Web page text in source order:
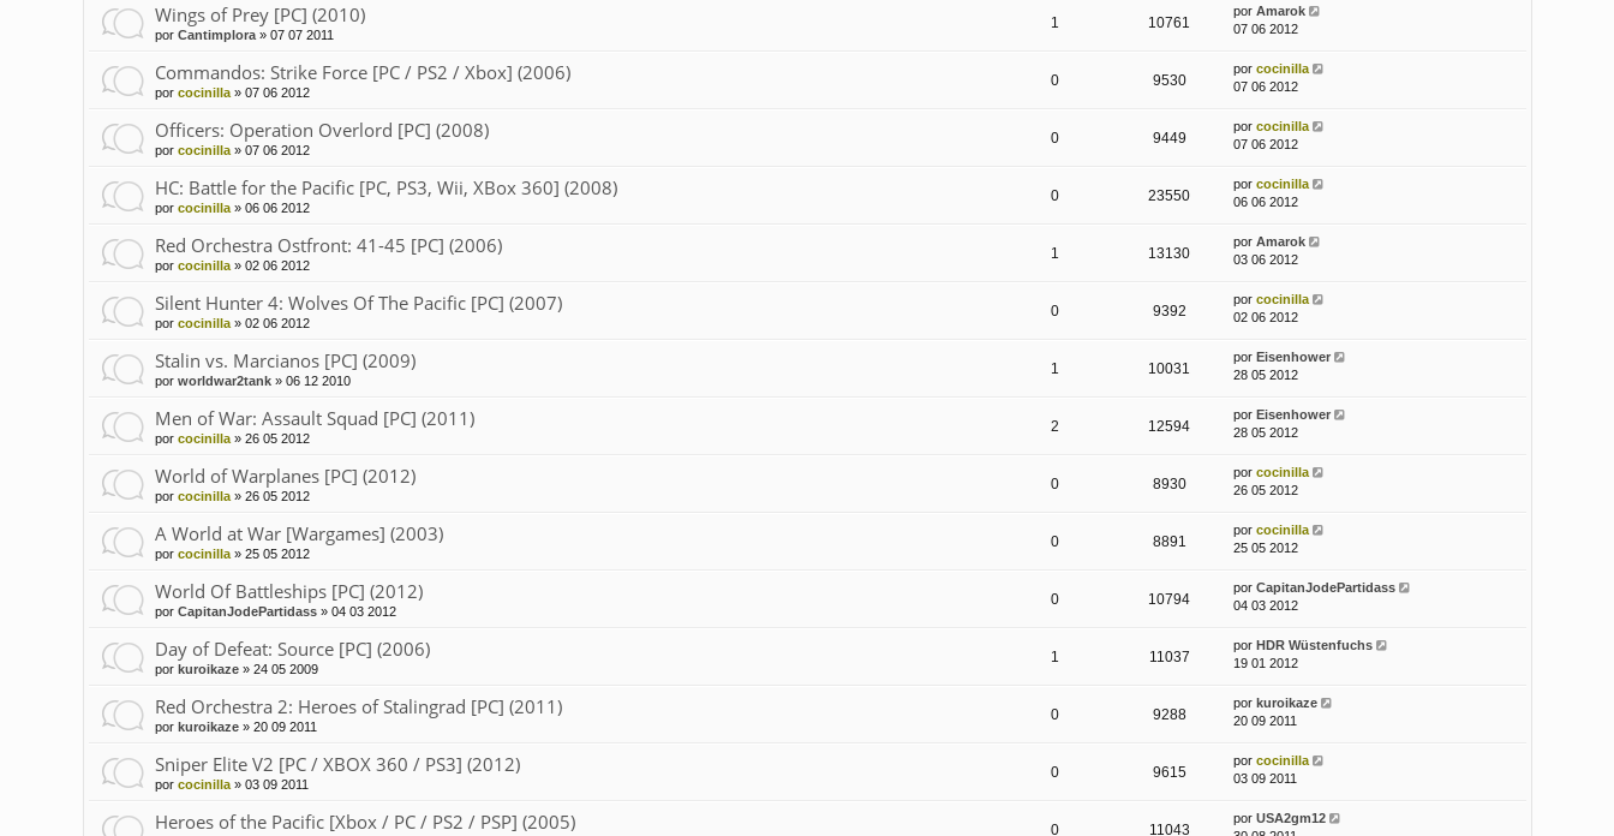
Wings of Prey [PC] (2010)
por Cantimplora» 07 07 2011
1 10761
por Amarok
07 06 2012
Commandos: Strike Force [PC / PS2 / Xbox] (2006)
por cocinilla» 07 06 2012
0 9530
por cocinilla
07 06 2012
Officers: Operation Overlord [PC] (2008)
por cocinilla» 07 06 2012
0 9449
por cocinilla
07 06 2012
HC: Battle for the Pacific [PC, PS3, Wii, XBox 360] (2008)
por cocinilla» 06 06 2012
0 23550
por cocinilla
06 06 2012
Red Orchestra Ostfront: 41-45 [PC] (2006)
por cocinilla» 02 06 2012
1 13130
por Amarok
03 06 2012
Silent Hunter 4: Wolves Of The Pacific [PC] (2007)
por cocinilla» 02 06 2012
0 9392
por cocinilla
02 06 2012
Stalin vs. Marcianos [PC] (2009)
por worldwar2tank» 06 12 2010
1 10031
por Eisenhower
28 05 2012
Men of War: Assault Squad [PC] (2011)
por cocinilla» 26 05 2012
2 12594
por Eisenhower
28 05 2012
World of Warplanes [PC] (2012)
por cocinilla» 26 05 2012
0 8930
por cocinilla
26 05 2012
A World at War [Wargames] (2003)
por cocinilla» 25 05 2012
0 8891
por cocinilla
25 05 2012
World Of Battleships [PC] (2012)
por CapitanJodePartidass» 04 03 2012
0 10794
por CapitanJodePartidass
04 03 2012
Day of Defeat: Source [PC] (2006)
por kuroikaze» 24 05 2009
1 11037
por HDR Wüstenfuchs
19 01 2012
Red Orchestra 2: Heroes of Stalingrad [PC] (2011)
por kuroikaze» 20 09 2011
0 9288
por kuroikaze
20 09 2011
Sniper Elite V2 [PC / XBOX 360 / PS3] (2012)
por cocinilla» 03 09 2011
0 9615
por cocinilla
03 09 2011
Heroes of the Pacific [Xbox / PC / PS2 / PSP] (2005) 0 11043
por USA2gm12